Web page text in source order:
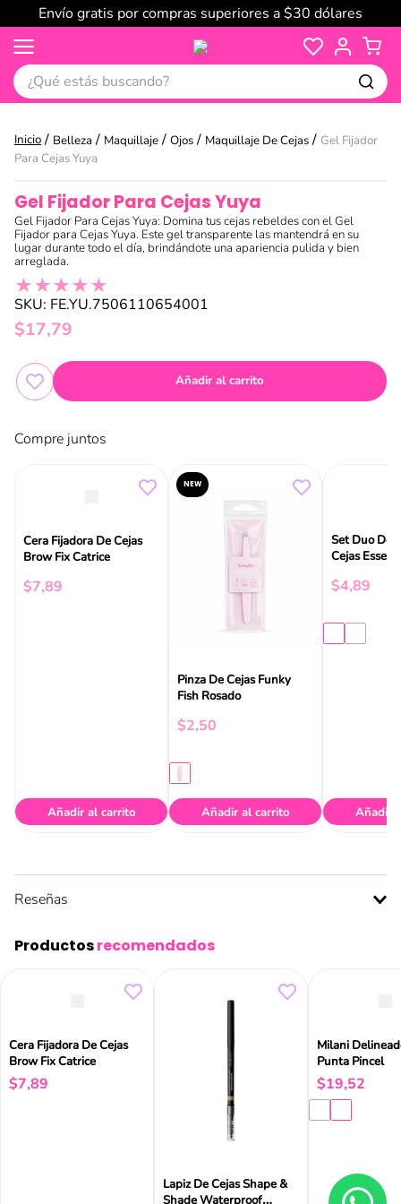
Envío gratis por compras superiores a $30 dólares
¿Qué estás buscando?
Belleza Maquillaje Ojos Maquillaje De Cejas
Gel Fijador
Para Cejas Yuya
Gel Fijador Para Cejas Yuya
Gel Fijador Para Cejas Yuya: Domina tus cejas rebeldes con el Gel
Fijador para Cejas Yuya. Este gel transparente las mantendrá en su
lugar durante todo el día, brindándote una apariencia pulida y bien
arreglada.
★★★★★
SKU: FE.YU.7506110654001
$17,79
Añadir al carrito
Compre juntos
Cera Fijadora De Cejas
Brow Fix Catrice
$7,89
Añadir al carrito
NEW
Pinza De Cejas Funky
Fish Rosado
$2,50
Añadir al carrito
Set Duo De
Cejas
$4,89
Añadir
Reseñas
Productosrecomendados
Cera Fijadora De Cejas
Brow Fix Catrice
$7,89
Lapiz De Cejas Shape &
Shade Waterproof
Milani
Punta Pincel
$19,52